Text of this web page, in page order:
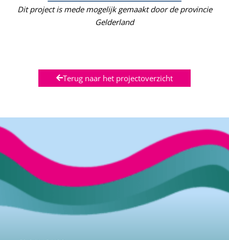
Dit project is mede mogelijk gemaakt door de provincie
Gelderland
Terug naar het projectoverzicht